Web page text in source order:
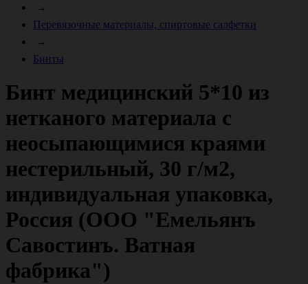
→
Перевязочные материалы, спиртовые салфетки
→
Бинты
Бинт медицинский 5*10 из
нетканого материала с
неосыпающимися краями
нестерильный, 30 г/м2,
индивидуальная упаковка,
Россия (ООО "Емельянъ
Савостинъ. Ватная
фабрика")